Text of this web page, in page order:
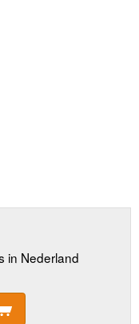
in Nederland